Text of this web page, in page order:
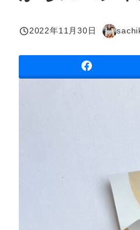
投稿日
2022年11月30日
著